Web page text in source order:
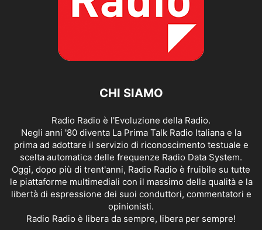
CHI SIAMO
Radio Radio è l'Evoluzione della Radio.
Negli anni '80 diventa La Prima Talk Radio Italiana e la
prima ad adottare il servizio di riconoscimento testuale e
scelta automatica delle frequenze Radio Data System.
Oggi, dopo più di trent'anni, Radio Radio è fruibile su tutte
le piattaforme multimediali con il massimo della qualità e la
libertà di espressione dei suoi conduttori, commentatori e
opinionisti.
Radio Radio è libera da sempre, libera per sempre!